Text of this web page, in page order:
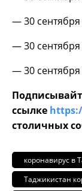
— 30
— 30
— 30
ссылке
столичных
коронавирус в
Таджикистан